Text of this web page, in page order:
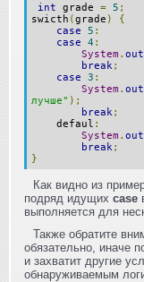
int grade = 5 ;
swicth (grade )
{
case
5 :
case
4 :
System . out
break;
case
3 :
System . out
лучше" );
break;
defaul :
System . out
break;
}
Как видно из
подряд идущих case
выполняется для
Также обратите
обязательно, иначе
и захватит другие
обнаруживаемым